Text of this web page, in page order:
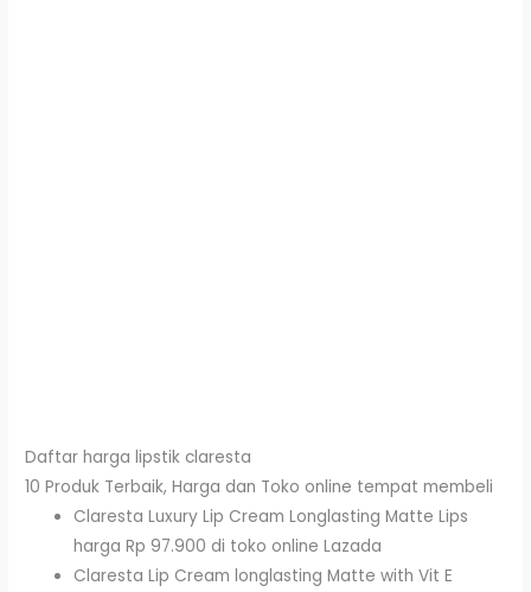
Daftar harga lipstik claresta
10 Produk Terbaik, Harga dan Toko online tempat membeli
Claresta Luxury Lip Cream Longlasting Matte Lips
harga Rp 97.900 di toko online Lazada
Claresta Lip Cream longlasting Matte with Vit E